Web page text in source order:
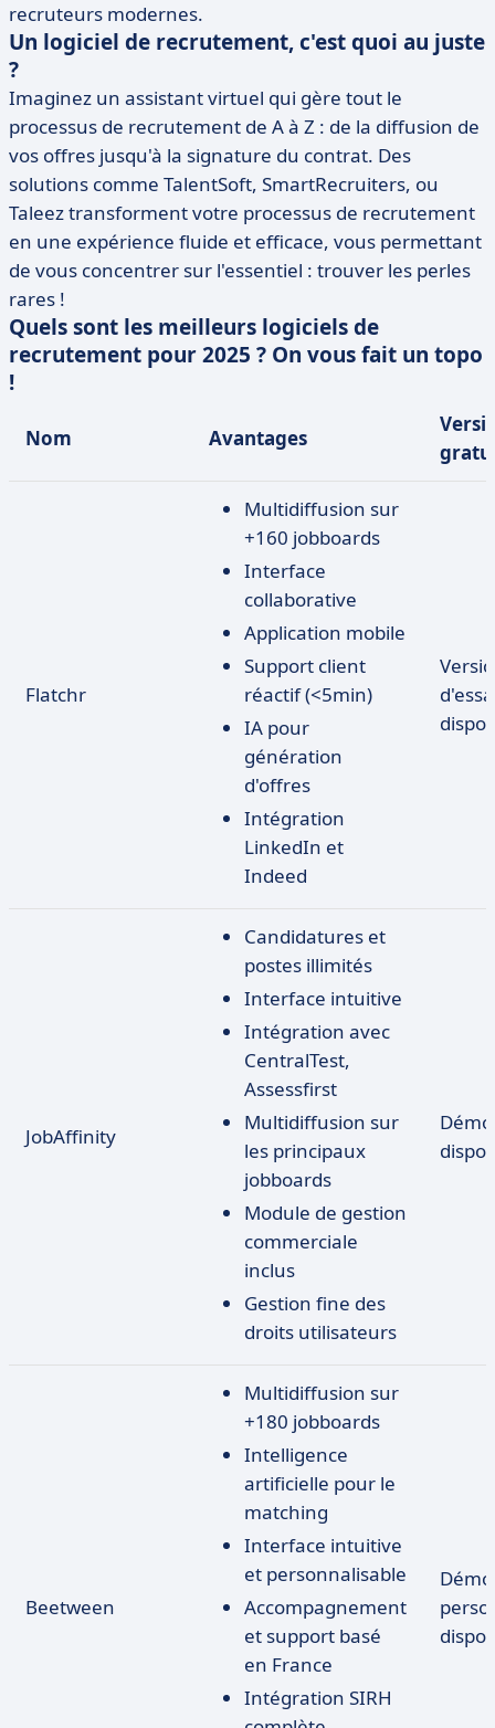
recruteurs modernes.
Un logiciel de recrutement, c'est quoi au juste
?
Imaginez un assistant virtuel qui gère tout le
processus de recrutement de A à Z : de la diffusion de
vos offres jusqu'à la signature du contrat. Des
solutions comme TalentSoft, SmartRecruiters, ou
Taleez transforment votre processus de recrutement
en une expérience fluide et efficace, vous permettant
de vous concentrer sur l'essentiel : trouver les perles
rares !
Quels sont les meilleurs logiciels de
recrutement pour 2025 ? On vous fait un topo
!
Nom Avantages
Flatchr
Multidiffusion sur
+160 jobboards
Interface
collaborative
Application mobile
Support client
réactif (<5min)
IA pour
génération
d'offres
Intégration
LinkedIn et
Indeed
JobAffinity
Candidatures et
postes illimités
Interface intuitive
Intégration avec
CentralTest,
Assessfirst
Multidiffusion sur
les principaux
jobboards
Module de gestion
commerciale
inclus
Gestion fine des
droits utilisateurs
Démo
Beetween
Multidiffusion sur
+180 jobboards
Intelligence
artificielle pour le
matching
Interface intuitive
et personnalisable
Accompagnement
et support basé
en France
Intégration SIRH
Démo